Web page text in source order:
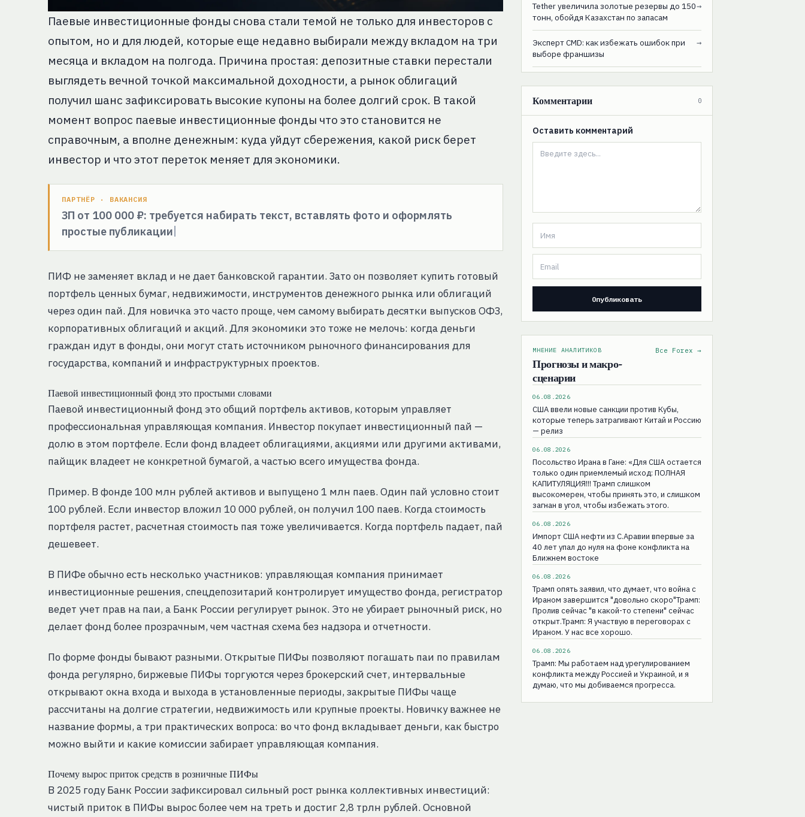
Паевые инвестиционные фонды снова стали темой не только для инвесторов с
опытом, но и для людей, которые еще недавно выбирали между вкладом на три
месяца и вкладом на полгода. Причина простая: депозитные ставки перестали
выглядеть вечной точкой максимальной доходности, а рынок облигаций
получил шанс зафиксировать высокие купоны на более долгий срок. В такой
момент вопрос паевые инвестиционные фонды что это становится не
справочным, а вполне денежным: куда уйдут сбережения, какой риск берет
инвестор и что этот переток меняет для экономики.
ПАРТНЁР · ВАКАНСИЯ
ЗП от 100 000 ₽: требуется набирать текст, вставлять фото и оформлять
простые публикации
ПИФ не заменяет вклад и не дает банковской гарантии. Зато он позволяет купить готовый
портфель ценных бумаг, недвижимости, инструментов денежного рынка или облигаций
через один пай. Для новичка это часто проще, чем самому выбирать десятки выпусков ОФЗ,
корпоративных облигаций и акций. Для экономики это тоже не мелочь: когда деньги
граждан идут в фонды, они могут стать источником рыночного финансирования для
государства, компаний и инфраструктурных проектов.
Паевой инвестиционный фонд это простыми словами
Паевой инвестиционный фонд это общий портфель активов, которым управляет
профессиональная управляющая компания. Инвестор покупает инвестиционный пай —
долю в этом портфеле. Если фонд владеет облигациями, акциями или другими активами,
пайщик владеет не конкретной бумагой, а частью всего имущества фонда.
Пример. В фонде 100 млн рублей активов и выпущено 1 млн паев. Один пай условно стоит
100 рублей. Если инвестор вложил 10 000 рублей, он получил 100 паев. Когда стоимость
портфеля растет, расчетная стоимость пая тоже увеличивается. Когда портфель падает, пай
дешевеет.
В ПИФе обычно есть несколько участников: управляющая компания принимает
инвестиционные решения, спецдепозитарий контролирует имущество фонда, регистратор
ведет учет прав на паи, а Банк России регулирует рынок. Это не убирает рыночный риск, но
делает фонд более прозрачным, чем частная схема без надзора и отчетности.
По форме фонды бывают разными. Открытые ПИФы позволяют погашать паи по правилам
фонда регулярно, биржевые ПИФы торгуются через брокерский счет, интервальные
открывают окна входа и выхода в установленные периоды, закрытые ПИФы чаще
рассчитаны на долгие стратегии, недвижимость или крупные проекты. Новичку важнее не
название формы, а три практических вопроса: во что фонд вкладывает деньги, как быстро
можно выйти и какие комиссии забирает управляющая компания.
Почему вырос приток средств в розничные ПИФы
В 2025 году Банк России зафиксировал сильный рост рынка коллективных инвестиций:
чистый приток в ПИФы вырос более чем на треть и достиг 2,8 трлн рублей. Основной
Tether увеличила золотые резервы до 150
тонн, обойдя Казахстан по запасам
→
Эксперт CMD: как избежать ошибок при
выборе франшизы
→
Комментарии 0
Оставить комментарий
МНЕНИЕ АНАЛИТИКОВ
Прогнозы и макро-
сценарии
Все Forex →
06.08.2026
США ввели новые санкции против Кубы,
которые теперь затрагивают Китай и Россию
— релиз
06.08.2026
Посольство Ирана в Гане: «Для США остаeтся
только один приемлемый исход: ПОЛНАЯ
КАПИТУЛЯЦИЯ!!! Трамп слишком
высокомерен, чтобы принять это, и слишком
загнан в угол, чтобы избежать этого.
06.08.2026
Импорт США нефти из С.Аравии впервые за
40 лет упал до нуля на фоне конфликта на
Ближнем востоке
06.08.2026
Трамп опять заявил, что думает, что война с
Ираном завершится "довольно скоро"Трамп:
Пролив сейчас "в какой-то степени" сейчас
открыт.Трамп: Я участвую в переговорах с
Ираном. У нас все хорошо.
06.08.2026
Трамп: Мы работаем над урегулированием
конфликта между Россией и Украиной, и я
думаю, что мы добиваемся прогресса.